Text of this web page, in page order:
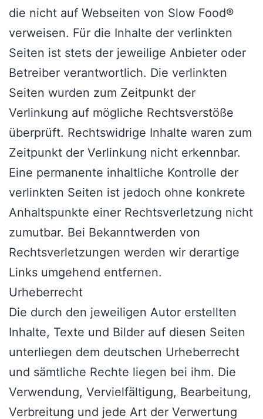
die nicht auf Webseiten von Slow Food®
verweisen. Für die Inhalte der verlinkten
Seiten ist stets der jeweilige Anbieter oder
Betreiber verantwortlich. Die verlinkten
Seiten wurden zum Zeitpunkt der
Verlinkung auf mögliche Rechtsverstöße
überprüft. Rechtswidrige Inhalte waren zum
Zeitpunkt der Verlinkung nicht erkennbar.
Eine permanente inhaltliche Kontrolle der
verlinkten Seiten ist jedoch ohne konkrete
Anhaltspunkte einer Rechtsverletzung nicht
zumutbar. Bei Bekanntwerden von
Rechtsverletzungen werden wir derartige
Links umgehend entfernen.
Urheberrecht
Die durch den jeweiligen Autor erstellten
Inhalte, Texte und Bilder auf diesen Seiten
unterliegen dem deutschen Urheberrecht
und sämtliche Rechte liegen bei ihm. Die
Verwendung, Vervielfältigung, Bearbeitung,
Verbreitung und jede Art der Verwertung